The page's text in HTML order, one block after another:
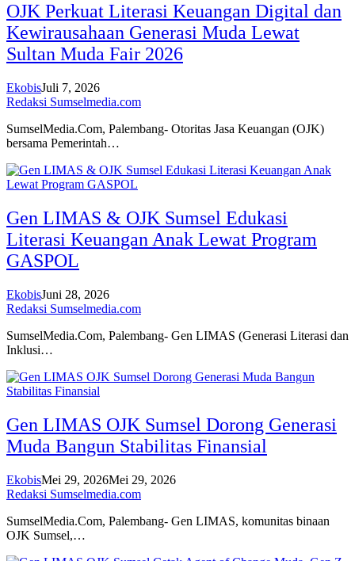
OJK Perkuat Literasi Keuangan Digital dan
Kewirausahaan Generasi Muda Lewat
Sultan Muda Fair 2026
EkobisJuli 7, 2026
Redaksi Sumselmedia.com
SumselMedia.Com, Palembang- Otoritas Jasa Keuangan (OJK)
bersama Pemerintah…
Gen LIMAS & OJK Sumsel Edukasi
Literasi Keuangan Anak Lewat Program
GASPOL
EkobisJuni 28, 2026
Redaksi Sumselmedia.com
SumselMedia.Com, Palembang- Gen LIMAS (Generasi Literasi dan
Inklusi…
Gen LIMAS OJK Sumsel Dorong Generasi
Muda Bangun Stabilitas Finansial
EkobisMei 29, 2026Mei 29, 2026
Redaksi Sumselmedia.com
SumselMedia.Com, Palembang- Gen LIMAS, komunitas binaan
OJK Sumsel,…